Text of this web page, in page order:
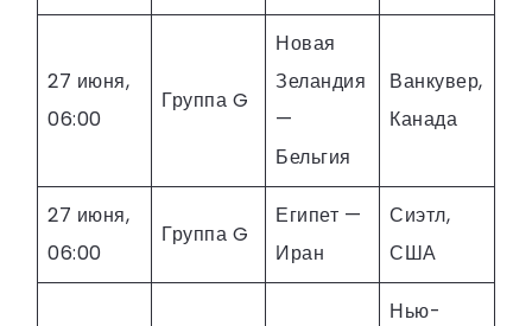
27 июня,
06:00
Группа G
Новая
Зеландия
—
Бельгия
Ванкувер,
Канада
27 июня,
06:00
Группа G
Египет —
Иран
Сиэтл,
США
Нью-